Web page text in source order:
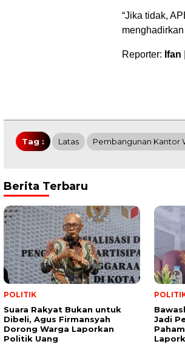
“Jika tidak,
Reporter: Ifan
Tag : Latas Pembangunan Kantor
Berita Terbaru
POLITIK
Suara Rakyat Bukan untuk
Dibeli, Agus Firmansyah
Dorong Warga Laporkan
Politik Uang
Jadi